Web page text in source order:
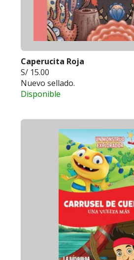
Caperucita Roja
S/ 15.00
Nuevo sellado.
Disponible